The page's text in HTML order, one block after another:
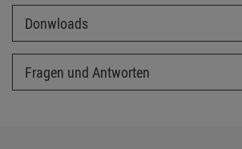
Donwloads
Fragen und Antworten